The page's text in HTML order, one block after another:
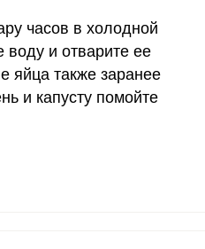
12.3
часов в холодной
воду и отварите ее
яйца также заранее
и капусту помойте
РЕГИСТРАЦИЯ
сетей: